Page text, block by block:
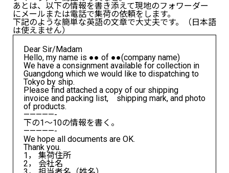
あとは、以下の情報を書き添えて現地のフォワーダー
にメールまたは電話で集荷の依頼をします。
下記のような簡単な英語の文章で大丈夫です。（日本語
は使えません）
Dear Sir/Madam
Hello, my name is ●● of ●●(company name)
We have a consignment available for collection in
Guangdong which we would like to dispatching to
Tokyo by ship.
Please find attached a copy of our shipping
invoice and packing list, shipping mark, and photo
of products.
—————-
下の1～10の情報を書く。
—————-
We hope all documents are OK.
Thank you.
1， 集荷住所
2， 会社名